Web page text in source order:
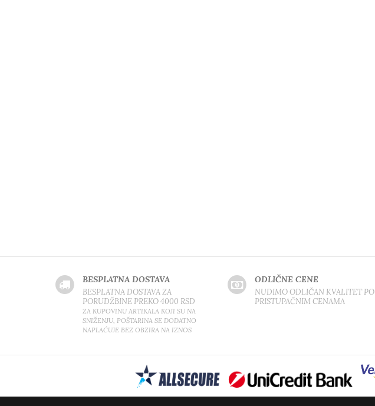
BESPLATNA DOSTAVA
BESPLATNA DOSTAVA ZA
PORUDŽBINE PREKO 4000 RSD
ZA KUPOVINU ARTIKALA KOJI SU NA
SNIŽENJU, POŠTARINA SE DODATNO
NAPLAĆUJE BEZ OBZIRA NA IZNOS
ODLIČNE CENE
NUDIMO ODLIČAN KVALITET PO
PRISTUPAČNIM CENAMA